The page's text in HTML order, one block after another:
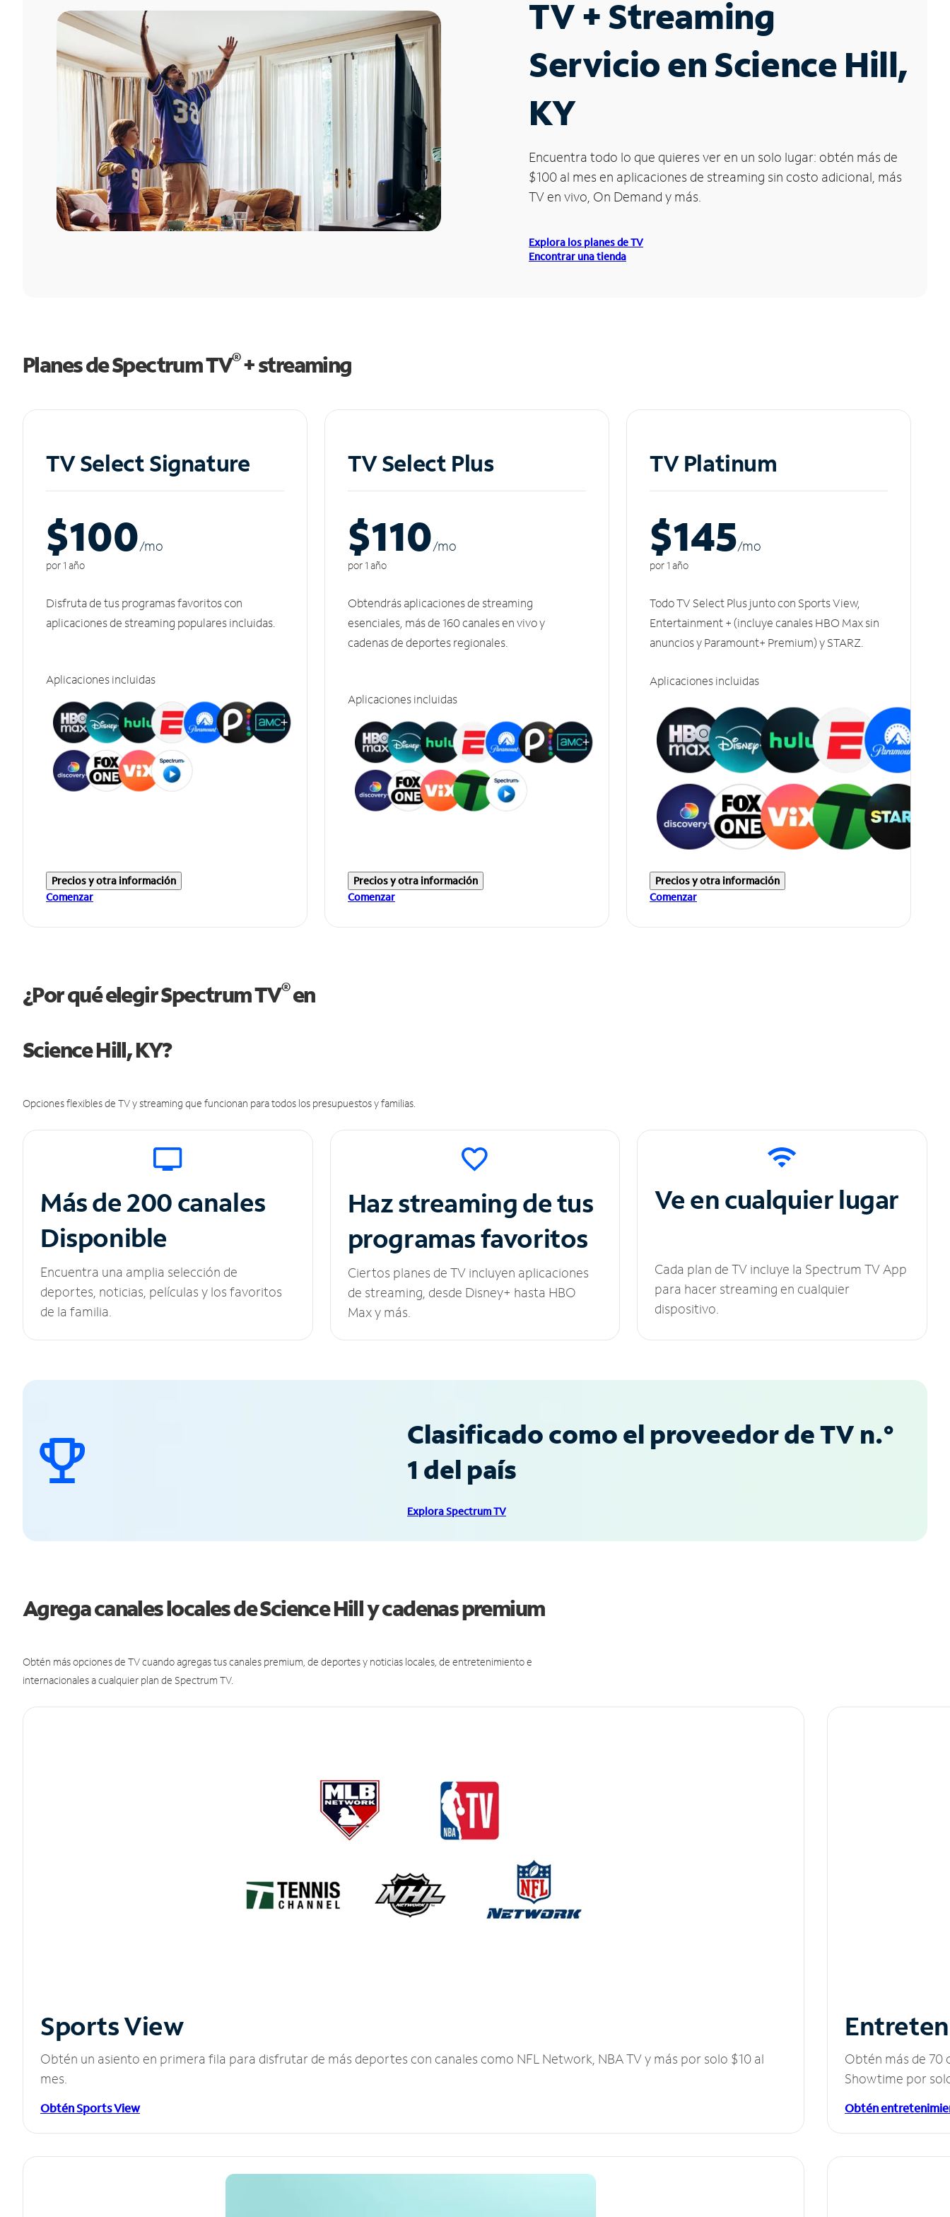
TV + Streaming
Servicio en Science Hill,
KY
Encuentra todo lo que quieres ver en un solo lugar: obtén más de
$100 al mes en aplicaciones de streaming sin costo adicional, más
TV en vivo, On Demand y más.
Explora los planes de TV
Encontrar una tienda
Planes de Spectrum TV®+ streaming
TV Select Signature
$100/mo
por 1 año
Disfruta de tus programas favoritos con
aplicaciones de streaming populares incluidas.
Aplicaciones incluidas
Precios y otra información
Comenzar
TV Select Plus
$110/mo
por 1 año
Obtendrás aplicaciones de streaming
esenciales, más de 160 canales en vivo y
cadenas de deportes regionales.
Aplicaciones incluidas
Precios y otra información
Comenzar
TV Platinum
$145/mo
por 1 año
Todo TV Select Plus junto con Sports View,
Entertainment + (incluye canales HBO Max sin
anuncios y Paramount+ Premium) y STARZ.
Aplicaciones incluidas
Precios y otra información
Comenzar
¿Por qué elegir Spectrum TV®en
Science Hill, KY?
Opciones flexibles de TV y streaming que funcionan para todos los presupuestos y familias.
Más de 200 canales
Disponible
Encuentra una amplia selección de
deportes, noticias, películas y los favoritos
de la familia.
Haz streaming de tus
programas favoritos
Ciertos planes de TV incluyen aplicaciones
de streaming, desde Disney+ hasta HBO
Max y más.
Ve en cualquier lugar
Cada plan de TV incluye la Spectrum TV App
para hacer streaming en cualquier
dispositivo.
Clasificado como el proveedor de TV n.°
1 del país
Explora Spectrum TV
Agrega canales locales de Science Hill y cadenas premium
Obtén más opciones de TV cuando agregas tus canales premium, de deportes y noticias locales, de entretenimiento e
internacionales a cualquier plan de Spectrum TV.
Sports View
Obtén un asiento en primera fila para disfrutar de más deportes con canales como NFL Network, NBA TV y más por solo $10 al
mes.
Obtén Sports View
Obtén más de 70
Showtime por
Obtén